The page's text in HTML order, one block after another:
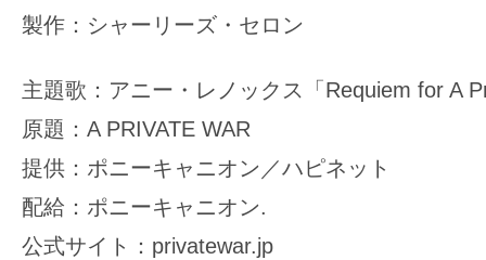
製作：シャーリーズ・セロン
主題歌：アニー・レノックス「Requiem for A
原題：A PRIVATE WAR
提供：ポニーキャニオン／ハピネット
配給：ポニーキャニオン.
公式サイト：privatewar.jp